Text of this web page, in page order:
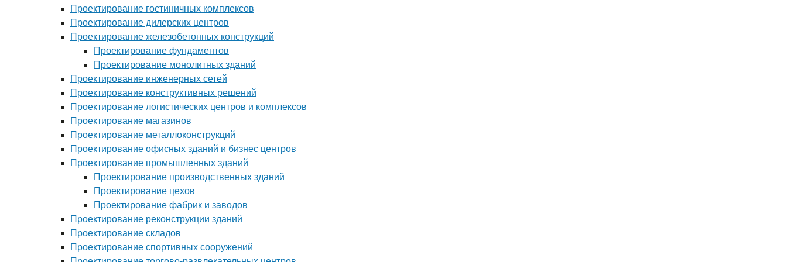
Проектирование гостиничных комплексов
Проектирование дилерских центров
Проектирование железобетонных конструкций
Проектирование фундаментов
Проектирование монолитных зданий
Проектирование инженерных сетей
Проектирование конструктивных решений
Проектирование логистических центров и комплексов
Проектирование магазинов
Проектирование металлоконструкций
Проектирование офисных зданий и бизнес центров
Проектирование промышленных зданий
Проектирование производственных зданий
Проектирование цехов
Проектирование фабрик и заводов
Проектирование реконструкции зданий
Проектирование складов
Проектирование спортивных сооружений